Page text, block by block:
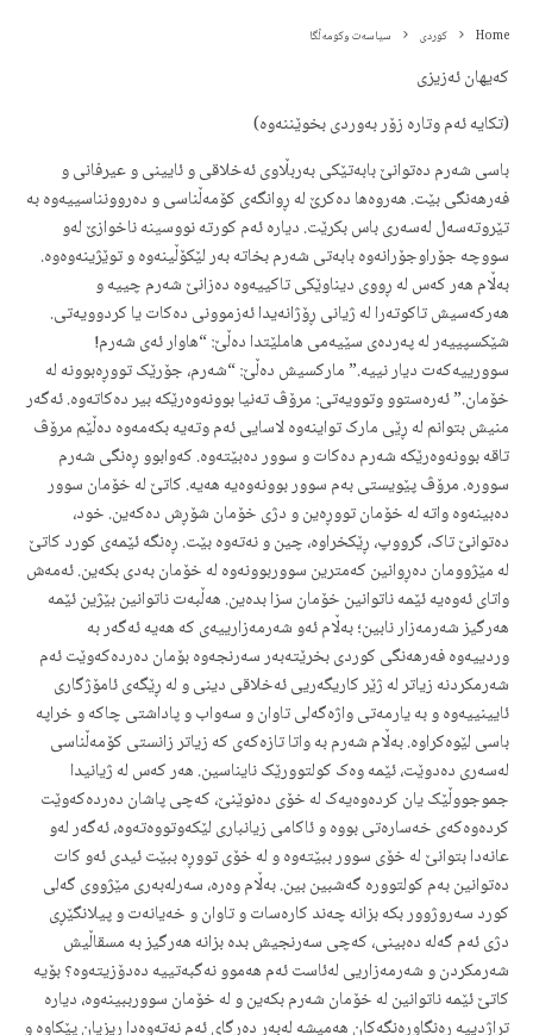
Home کوردی سیاسەت وکومەڵگا
کەیهان ئەزیزی
(تکایە ئەم وتارە زۆر بەوردی بخوێننەوە)
باسی شەرم دەتوانێ بابەتێکی بەربڵاوی ئەخلاقی و ئایینی و عیرفانی و
فەرهەنگی بێت. هەروەها دەکرێ لە ڕوانگەی کۆمەڵناسی و دەروونناسییەوە بە
تێروتەسەل لەسەری باس بکرێت. دیارە ئەم کورتە نووسینە ناخوازێ لەو
سووچە جۆراوجۆرانەوە بابەتی شەرم بخاتە بەر لێکۆڵینەوە و توێژینەوەوە.
بەڵام هەر کەس لە ڕووی دیناوێکی تاکییەوە دەزانێ شەرم چییە و
هەرکەسیش تاکوتەرا لە ژیانی ڕۆژانەیدا ئەزموونی دەکات یا کردوویەتی.
شێکسپییەر لە پەردەی سێیەمی هاملێتدا دەڵێ: “هاوار ئەی شەرم!
سوورییەکەت دیار نییە.” مارکسیش دەڵێ: “شەرم، جۆرێک تووڕەبوونە لە
خۆمان.” ئەرەستوو وتوویەتی: مرۆڤ تەنیا بوونەوەرێکە بیر دەکاتەوە. ئەگەر
منیش بتوانم لە ڕێی مارک تواینەوە لاسایی ئەم وتەیە بکەمەوە دەڵێم مرۆڤ
تاقە بوونەوەرێکە شەرم دەکات و سوور دەبێتەوە. کەوابوو ڕەنگی شەرم
سوورە. مرۆڤ پێویستی بەم سوور بوونەوەیە هەیە. کاتێ لە خۆمان سوور
دەبینەوە واتە لە خۆمان تووڕەین و دژی خۆمان شۆڕش دەکەین. خود،
دەتوانێ تاک، گرووپ، ڕێکخراوە، چین و نەتەوە بێت. ڕەنگە ئێمەی کورد کاتێ
لە مێژوومان دەڕوانین کەمترین سووربوونەوە لە خۆمان بەدی بکەین. ئەمەش
واتای ئەوەیە ئێمە ناتوانین خۆمان سزا بدەین. هەڵبەت ناتوانین بێژین ئێمە
هەرگیز شەرمەزار نابین؛ بەڵام ئەو شەرمەزارییەی کە هەیە ئەگەر بە
وردییەوە فەرهەنگی کوردی بخرێتەبەر سەرنجەوە بۆمان دەردەکەوێت ئەم
شەرمکردنە زیاتر لە ژێر کاریگەریی ئەخلاقی دینی و لە ڕێگەی ئامۆژگاری
ئایینییەوە و بە یارمەتی واژەگەلی تاوان و سەواب و پاداشتی چاکە و خراپە
باسی لێوەکراوە. بەڵام شەرم بە واتا تازەکەی کە زیاتر زانستی کۆمەڵناسی
لەسەری دەدوێت، ئێمە وەک کولتوورێک نایناسین. هەر کەس لە ژیانیدا
جموجووڵێک یان کردەوەیەک لە خۆی دەنوێنێ، کەچی پاشان دەردەکەوێت
کردەوەکەی خەسارەتی بووە و ئاکامی زیانباری لێکەوتووەتەوە، ئەگەر لەو
عانەدا بتوانێ لە خۆی سوور ببێتەوە و لە خۆی تووڕە ببێت ئیدی ئەو کات
دەتوانین بەم کولتوورە گەشبین بین. بەڵام وەرە، سەرلەبەری مێژووی گەلی
کورد سەروژوور بکە بزانە چەند کارەسات و تاوان و خەیانەت و پیلانگێڕی
دژی ئەم گەلە دەبینی، کەچی سەرنجیش بدە بزانە هەرگیز بە مسقاڵیش
شەرمکردن و شەرمەزاریی لەئاست ئەم هەموو نەگبەتییە دەدۆزیتەوە؟ بۆیە
کاتێ ئێمە ناتوانین لە خۆمان شەرم بکەین و لە خۆمان سوورببینەوە، دیارە